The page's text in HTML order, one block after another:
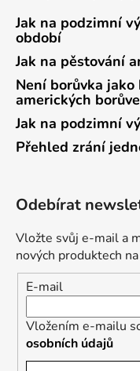
Jak na podzimní
období
Jak na pěstování
Není borůvka
amerických
Jak na podzimní
Přehled zrání
Odebírat
Vložte svůj e-mail a
nových produktech
E-mail
Vložením e-mailu
osobních údajů